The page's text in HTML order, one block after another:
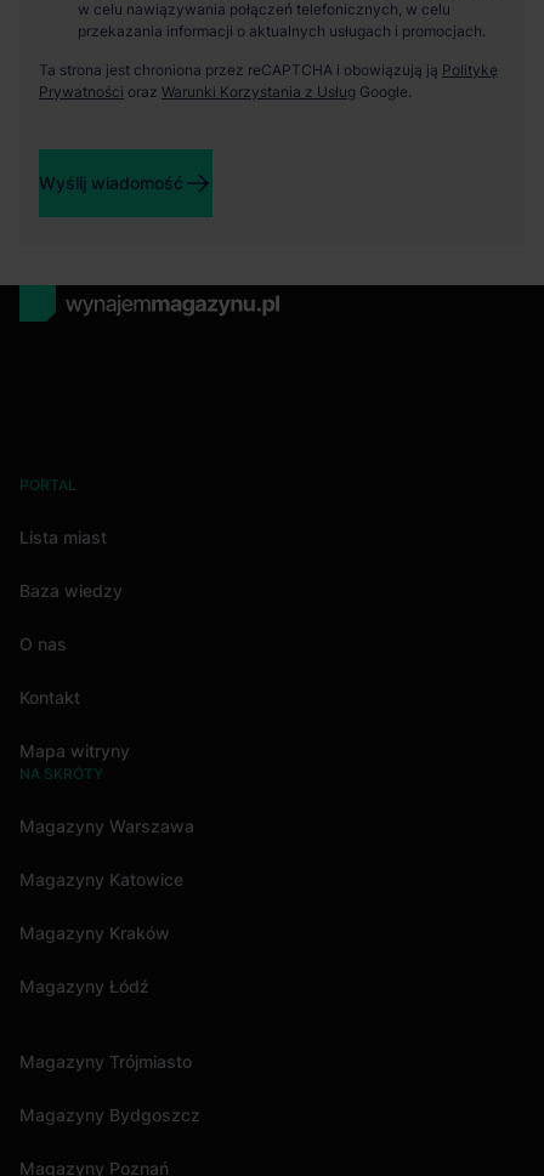
w celu nawiązywania połączeń telefonicznych, w celu
przekazania informacji o aktualnych usługach i promocjach.
Ta strona jest chroniona przez reCAPTCHA i obowiązują ją Politykę
Prywatności oraz Warunki Korzystania z Usług Google.
Wyślij wiadomość
PORTAL
Lista miast
Baza wiedzy
O nas
Kontakt
Mapa witryny
NA SKRÓTY
Magazyny Warszawa
Magazyny Katowice
Magazyny Kraków
Magazyny Łódź
Magazyny Trójmiasto
Magazyny Bydgoszcz
Magazyny Poznań